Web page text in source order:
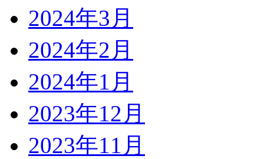
2024年3月
2024年2月
2024年1月
2023年12月
2023年11月